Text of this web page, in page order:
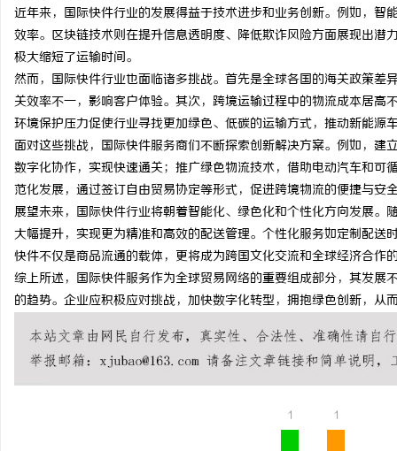
近年来，国际快件行业的发展得益于技术进步和业务创新。例如，
效率。区块链技术则在提升信息透明度、降低欺诈风险方面展现出
极大缩短了运输时间。
然而，国际快件行业也面临诸多挑战。首先是全球各国的海关政策
关效率不一，影响客户体验。其次，跨境运输过程中的物流成本居
环境保护压力促使行业寻找更加绿色、低碳的运输方式，推动新能源
面对这些挑战，国际快件服务商们不断探索创新解决方案。例如，
数字化协作，实现快速通关；推广绿色物流技术，借助电动汽车和
范化发展，通过签订自由贸易协定等形式，促进跨境物流的便捷与安
展望未来，国际快件行业将朝着智能化、绿色化和个性化方向发展
大幅提升，实现更为精准和高效的配送管理。个性化服务如定制配
快件不仅是商品流通的载体，更将成为跨国文化交流和全球经济合作
综上所述，国际快件服务作为全球贸易网络的重要组成部分，其发
的趋势。企业应积极应对挑战，加快数字化转型，拥抱绿色创新，从
1 1
武汉配眼镜 上海配眼镜